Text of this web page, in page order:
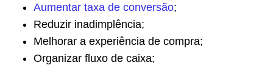
Aumentar taxa de conversão;
Reduzir inadimplência;
Melhorar a experiência de compra;
Organizar fluxo de caixa;